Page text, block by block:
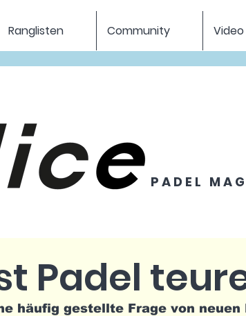
Ranglisten Community Video
P A D E L M A
Padel
häufig gestellte Frage von